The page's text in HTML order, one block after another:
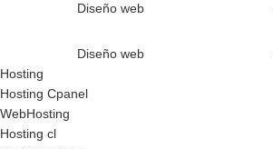
Diseño web
Diseño web
Hosting
Hosting Cpanel
WebHosting
Hosting cl